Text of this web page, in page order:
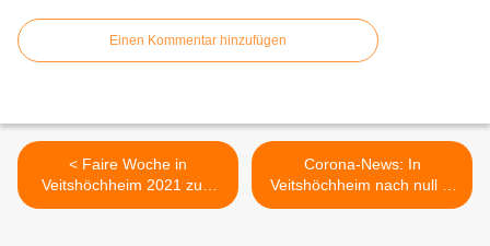
Einen Kommentar hinzufügen
< Faire Woche in
Veitshöchheim 2021 zum
Thema: ZUKUNFT FAIR
Corona-News: In
Veitshöchheim nach null in
der Vorwoche nun drei